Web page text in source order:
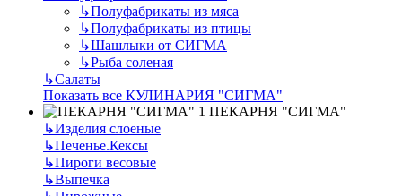
↳Полуфабрикаты из мяса
↳Полуфабрикаты из птицы
↳Шашлыки от СИГМА
↳Рыба соленая
↳Салаты
Показать все КУЛИНАРИЯ "СИГМА"
ПЕКАРНЯ "СИГМА"
↳Изделия слоеные
↳Печенье.Кексы
↳Пироги весовые
↳Выпечка